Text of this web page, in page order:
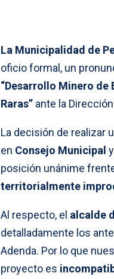
La Municipalidad de
oficio formal, un
“Desarrollo Minero
Raras” ante la
La decisión de realizar
en Consejo Municipal
posición unánime
territorialmente
Al respecto, el alcalde
detalladamente los
Adenda. Por lo que
proyecto es